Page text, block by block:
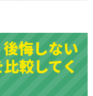
悔しない
較してく